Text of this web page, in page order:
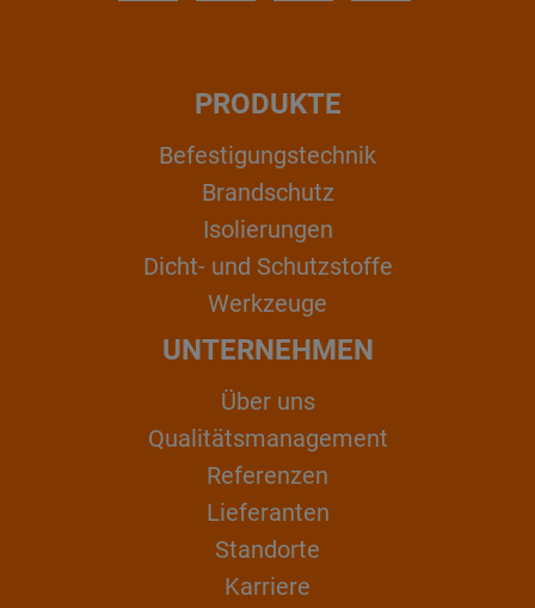
PRODUKTE
Befestigungstechnik
Brandschutz
Isolierungen
Dicht- und Schutzstoffe
Werkzeuge
UNTERNEHMEN
Über uns
Qualitätsmanagement
Referenzen
Lieferanten
Standorte
Karriere